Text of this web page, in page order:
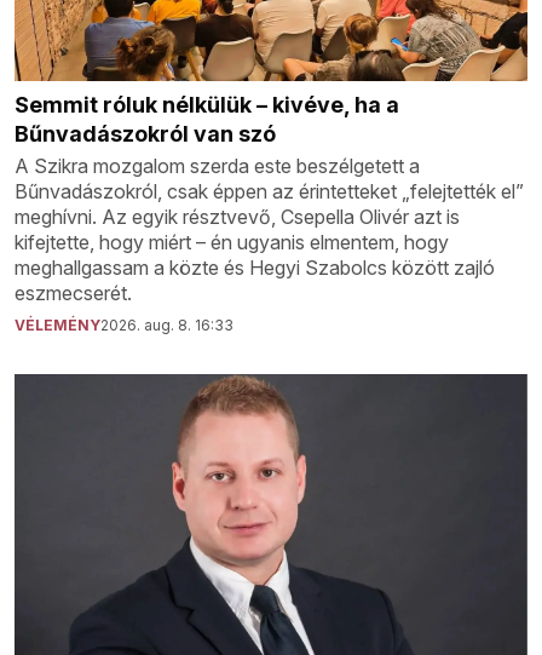
Semmit róluk nélkülük – kivéve, ha a
Bűnvadászokról van szó
A Szikra mozgalom szerda este beszélgetett a
Bűnvadászokról, csak éppen az érintetteket „felejtették el”
meghívni. Az egyik résztvevő, Csepella Olivér azt is
kifejtette, hogy miért – én ugyanis elmentem, hogy
meghallgassam a közte és Hegyi Szabolcs között zajló
eszmecserét.
VÉLEMÉNY2026. aug. 8. 16:33